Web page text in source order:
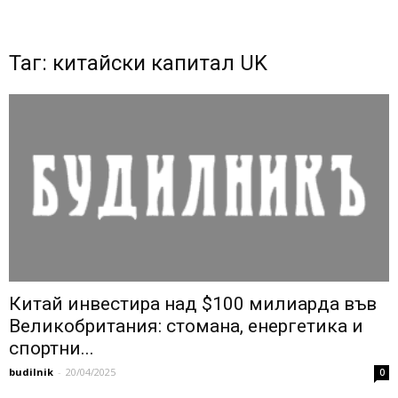
Таг: китайски капитал UK
Китай инвестира над $100 милиарда във
Великобритания: стомана, енергетика и
спортни...
budilnik - 20/04/2025 0